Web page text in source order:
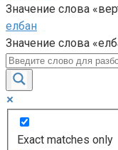
Значение слова
елбан
Значение слова
Exact matches only